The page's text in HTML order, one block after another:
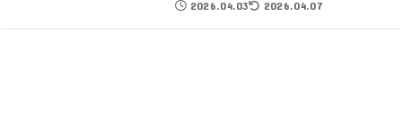
2026.04.03 2026.04.07